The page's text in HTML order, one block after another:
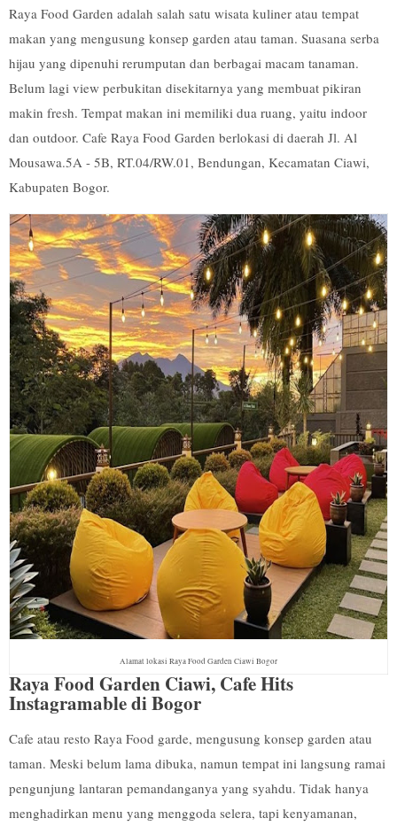
Raya Food Garden adalah salah satu wisata kuliner atau tempat
makan yang mengusung konsep garden atau taman. Suasana serba
hijau yang dipenuhi rerumputan dan berbagai macam tanaman.
Belum lagi view perbukitan disekitarnya yang membuat pikiran
makin fresh. Tempat makan ini memiliki dua ruang, yaitu indoor
dan outdoor. Cafe Raya Food Garden berlokasi di daerah Jl. Al
Mousawa.5A - 5B, RT.04/RW.01, Bendungan, Kecamatan Ciawi,
Kabupaten Bogor.
Alamat lokasi Raya Food Garden Ciawi Bogor
Raya Food Garden Ciawi, Cafe Hits
Instagramable di Bogor
Cafe atau resto Raya Food garde, mengusung konsep garden atau
taman. Meski belum lama dibuka, namun tempat ini langsung ramai
pengunjung lantaran pemandanganya yang syahdu. Tidak hanya
menghadirkan menu yang menggoda selera, tapi kenyamanan,